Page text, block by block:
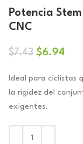
Potencia Stem
CNC
$7.43 El
original
era:
$7.43.
$6.94
es:
Ideal para ciclistas
la rigidez del
exigentes.